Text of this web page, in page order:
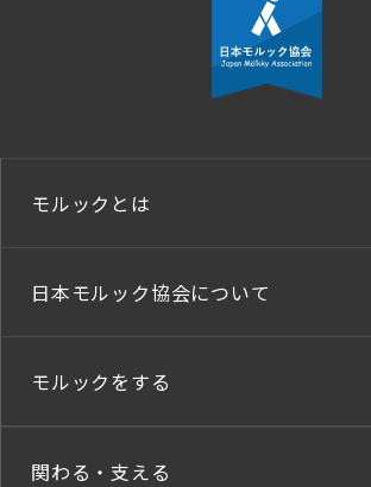
モルックとは
日本モルック協会について
モルックをする
関わる・支える